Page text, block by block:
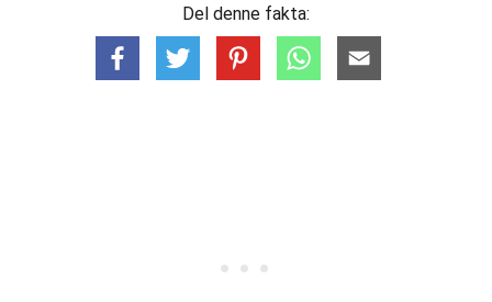
Del denne fakta: